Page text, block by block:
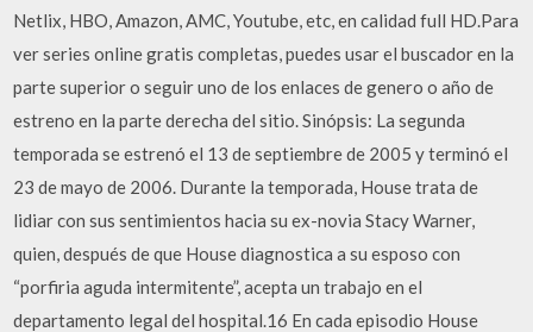
Netlix, HBO, Amazon, AMC, Youtube, etc, en calidad full HD.Para
ver series online gratis completas, puedes usar el buscador en la
parte superior o seguir uno de los enlaces de genero o año de
estreno en la parte derecha del sitio. Sinópsis: La segunda
temporada se estrenó el 13 de septiembre de 2005 y terminó el
23 de mayo de 2006. Durante la temporada, House trata de
lidiar con sus sentimientos hacia su ex-novia Stacy Warner,
quien, después de que House diagnostica a su esposo con
“porfiria aguda intermitente”, acepta un trabajo en el
departamento legal del hospital.16 En cada episodio House